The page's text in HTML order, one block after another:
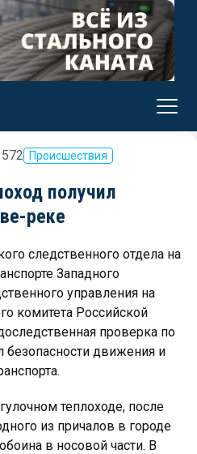
572 Происшествия
получил
реке
следственного отдела на
Западного
управления на
комитета Российской
проверка по
безопасности движения и
теплоходе, после
из причалов в городе
в носовой части. В